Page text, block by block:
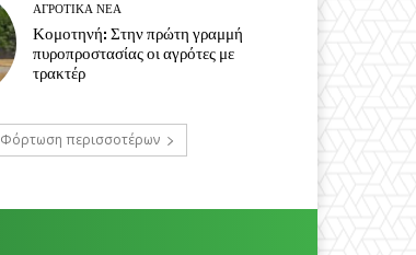
ΑΓΡΟΤΙΚΆ ΝΈΑ
Κομοτηνή: Στην πρώτη γραμμή
πυροπροστασίας οι αγρότες με
τρακτέρ
Φόρτωση περισσοτέρων